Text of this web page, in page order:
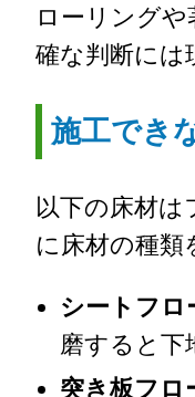
ローリング
確な判断には
施工でき
以下の床材
に床材の種類
シートフロ
磨すると下
突き板フロ